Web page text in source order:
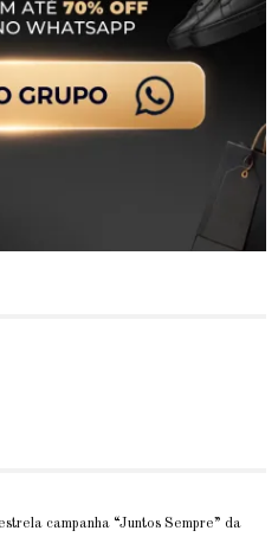
campanha “Juntos Sempre” da